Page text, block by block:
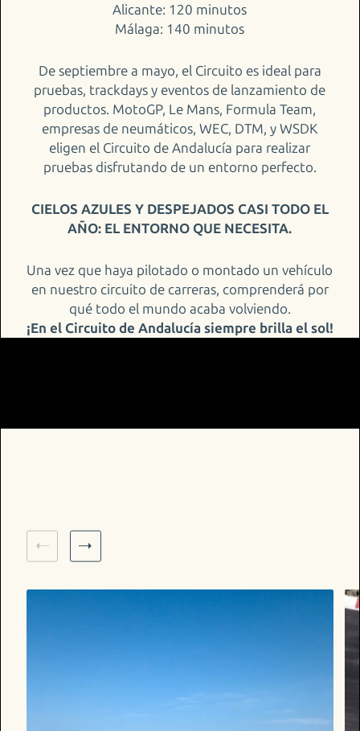
Alicante: 120 minutos
Málaga: 140 minutos
De septiembre a mayo, el Circuito es ideal para
pruebas, trackdays y eventos de lanzamiento de
productos. MotoGP, Le Mans, Formula Team,
empresas de neumáticos, WEC, DTM, y WSDK
eligen el Circuito de Andalucía para realizar
pruebas disfrutando de un entorno perfecto.
CIELOS AZULES Y DESPEJADOS CASI TODO EL
AÑO: EL ENTORNO QUE NECESITA.
Una vez que haya pilotado o montado un vehículo
en nuestro circuito de carreras, comprenderá por
qué todo el mundo acaba volviendo.
¡En el Circuito de Andalucía siempre brilla el sol!